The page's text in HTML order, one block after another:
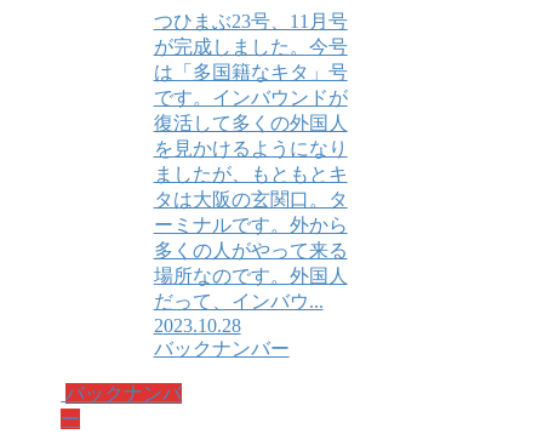
つひまぶ23号、11月号
が完成しました。今号
は「多国籍なキタ」号
です。インバウンドが
復活して多くの外国人
を見かけるようになり
ましたが、もともとキ
タは大阪の玄関口。タ
ーミナルです。外から
多くの人がやって来る
場所なのです。外国人
だって、インバウ...
2023.10.28
バックナンバー
バックナンバ
ー